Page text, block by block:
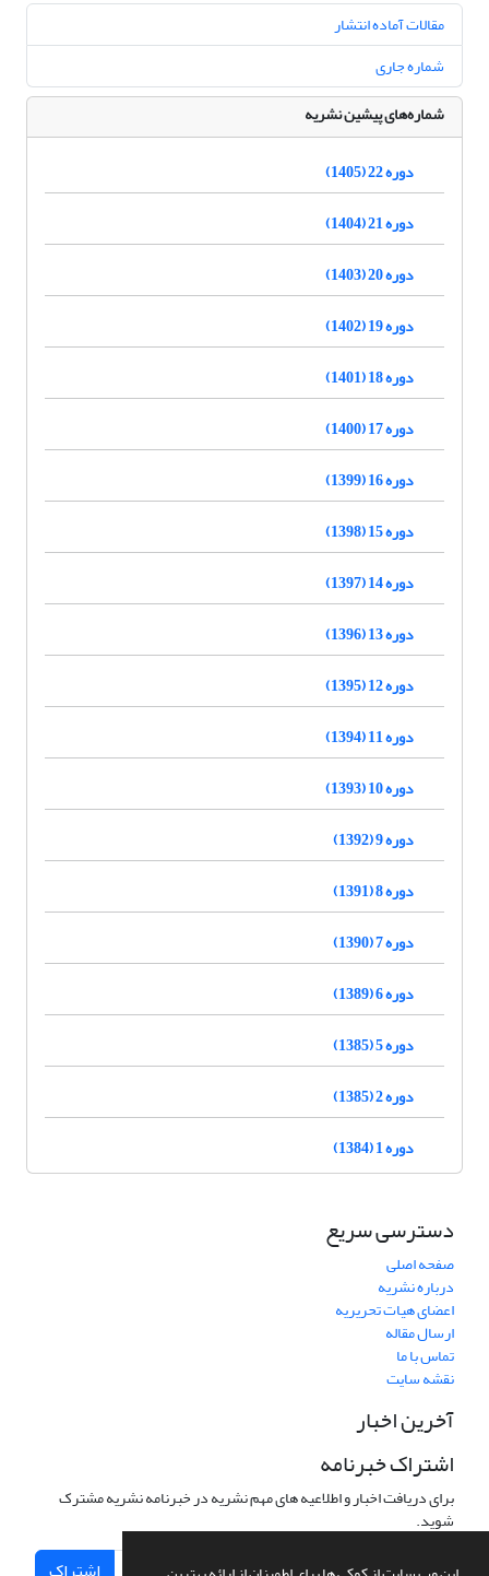
مقالات آماده انتشار
شماره جاری
شماره‌های پیشین نشریه
دوره 22 (1405)
دوره 21 (1404)
دوره 20 (1403)
دوره 19 (1402)
دوره 18 (1401)
دوره 17 (1400)
دوره 16 (1399)
دوره 15 (1398)
دوره 14 (1397)
دوره 13 (1396)
دوره 12 (1395)
دوره 11 (1394)
دوره 10 (1393)
دوره 9 (1392)
دوره 8 (1391)
دوره 7 (1390)
دوره 6 (1389)
دوره 5 (1385)
دوره 2 (1385)
دوره 1 (1384)
دسترسی سریع
صفحه اصلی
درباره نشریه
اعضای هیات تحریریه
ارسال مقاله
تماس با ما
نقشه سایت
آخرین اخبار
اشتراک خبرنامه
برای دریافت اخبار و اطلاعیه های مهم نشریه در خبرنامه نشریه مشترک
شوید.